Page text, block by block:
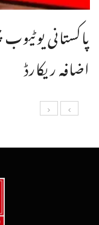
پاکستانی
اضافہ ریکارڈ